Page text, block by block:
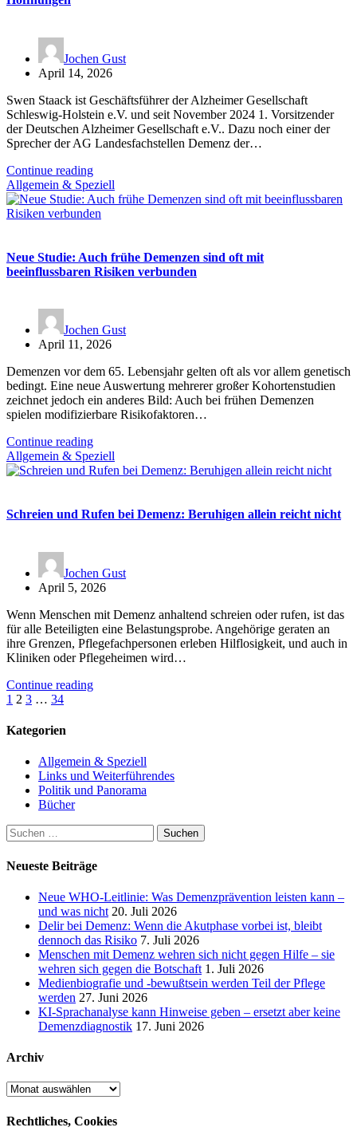
Jochen Gust
April 14, 2026
Swen Staack ist Geschäftsführer der Alzheimer Gesellschaft
Schleswig-Holstein e.V. und seit November 2024 1. Vorsitzender
der Deutschen Alzheimer Gesellschaft e.V.. Dazu noch einer der
Sprecher der AG Landesfachstellen Demenz der…
Continue reading
Allgemein & Speziell
Neue Studie: Auch frühe Demenzen sind oft mit
beeinflussbaren Risiken verbunden
Jochen Gust
April 11, 2026
Demenzen vor dem 65. Lebensjahr gelten oft als vor allem genetisch
bedingt. Eine neue Auswertung mehrerer großer Kohortenstudien
zeichnet jedoch ein anderes Bild: Auch bei frühen Demenzen
spielen modifizierbare Risikofaktoren…
Continue reading
Allgemein & Speziell
Schreien und Rufen bei Demenz: Beruhigen allein reicht nicht
Jochen Gust
April 5, 2026
Wenn Menschen mit Demenz anhaltend schreien oder rufen, ist das
für alle Beteiligten eine Belastungsprobe. Angehörige geraten an
ihre Grenzen, Pflegefachpersonen erleben Hilflosigkeit, und auch in
Kliniken oder Pflegeheimen wird…
Continue reading
Seitennummerierung
der
1 2 3 … 34
Kategorien
Allgemein & Speziell
Links und Weiterführendes
Politik und Panorama
Bücher
Suchen
nach:
Neueste Beiträge
Neue WHO-Leitlinie: Was Demenzprävention leisten kann –
und was nicht 20. Juli 2026
Delir bei Demenz: Wenn die Akutphase vorbei ist, bleibt
dennoch das Risiko 7. Juli 2026
Menschen mit Demenz wehren sich nicht gegen Hilfe – sie
wehren sich gegen die Botschaft 1. Juli 2026
Medienbiografie und -bewußtsein werden Teil der Pflege
werden 27. Juni 2026
KI-Sprachanalyse kann Hinweise geben – ersetzt aber keine
Demenzdiagnostik 17. Juni 2026
Archiv
Archiv
Rechtliches, Cookies